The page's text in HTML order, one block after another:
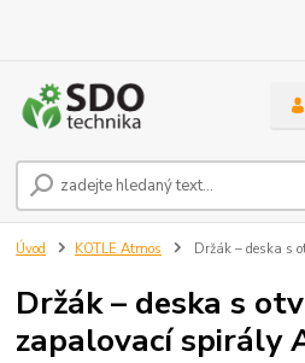
Úvod KOTLE Atmos Držák – deska s
Držák – deska s
zapalovací spirály